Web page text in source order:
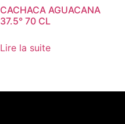
CACHACA AGUACANA
37.5° 70 CL
Lire la suite